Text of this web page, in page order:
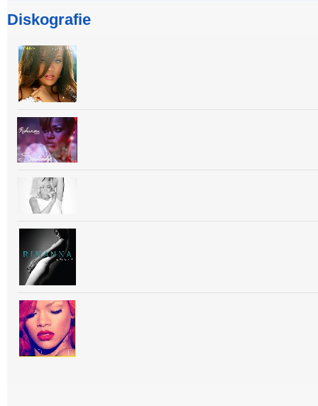
Diskografie